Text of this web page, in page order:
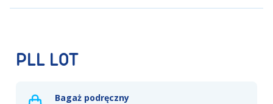
PLL LOT
Bagaż podręczny